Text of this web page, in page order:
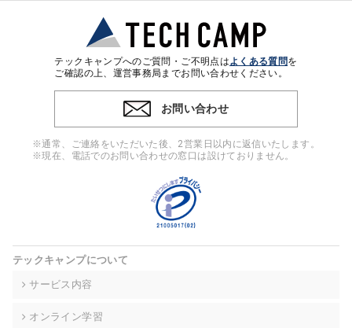
・個人(法人の場合は担当者)を識別できない形式に加工した統
計情報の作成および利用
※上記の利用目的に基づいた本人への連絡及び配信について
4. 個人情報の第三者提供
ンをとるために、氏名等の一部の情報をサービス内で使用する
チャットツールで発信することにより、本サービスの他の利用
者等に提供することがあります。
当社は事業運営上、前項利用目的の範囲に限って個人情報を外
高い委託先を選定し、個人情報の適正管理・機密保持について
個人情報の開示等(利用目的の通知、開示、内容の訂正・追加・
テックキャンプへのご質問・ご不明点はよくある質問を
ご確認の上、運営事務局までお問い合わせください。
お問い合わせ
※通常、ご連絡をいただいた後、2営業日以内に返信いたします。
※現在、電話でのお問い合わせの窓口は設けておりません。
テックキャンプについて
サービス内容
オンライン学習